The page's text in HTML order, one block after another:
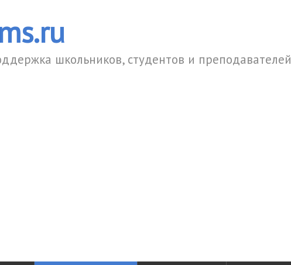
школьников, студентов и преподавателей